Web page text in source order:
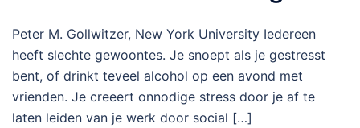
Peter M. Gollwitzer, New York University Iedereen
heeft slechte gewoontes. Je snoept als je gestresst
bent, of drinkt teveel alcohol op een avond met
vrienden. Je creeert onnodige stress door je af te
laten leiden van je werk door social […]